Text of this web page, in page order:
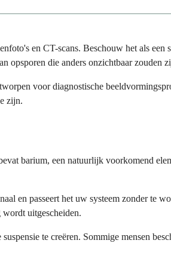
en CT-scans. Beschouw het als een
opsporen die anders onzichtbaar zouden
voor diagnostische
zijn.
barium, een natuurlijk voorkomend
en passeert het uw systeem zonder te
uitgescheiden.
te creëren. Sommige mensen